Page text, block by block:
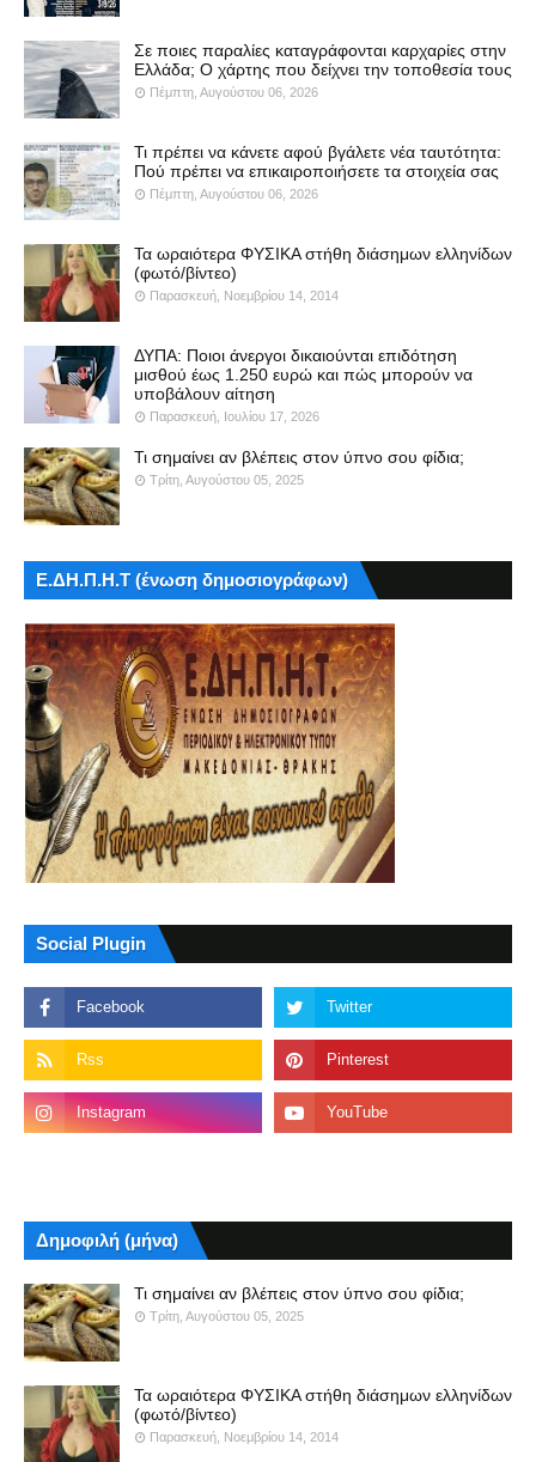
Σε ποιες παραλίες καταγράφονται καρχαρίες στην
Ελλάδα; Ο χάρτης που δείχνει την τοποθεσία τους
Πέμπτη, Αυγούστου 06, 2026
Τι πρέπει να κάνετε αφού βγάλετε νέα ταυτότητα:
Πού πρέπει να επικαιροποιήσετε τα στοιχεία σας
Πέμπτη, Αυγούστου 06, 2026
Τα ωραιότερα ΦΥΣΙΚΑ στήθη διάσημων ελληνίδων
(φωτό/βίντεο)
Παρασκευή, Νοεμβρίου 14, 2014
ΔΥΠΑ: Ποιοι άνεργοι δικαιούνται επιδότηση
μισθού έως 1.250 ευρώ και πώς μπορούν να
υποβάλουν αίτηση
Παρασκευή, Ιουλίου 17, 2026
Τι σημαίνει αν βλέπεις στον ύπνο σου φίδια;
Τρίτη, Αυγούστου 05, 2025
Ε.ΔΗ.Π.Η.Τ (ένωση δημοσιογράφων)
Social Plugin
Δημοφιλή (μήνα)
Τι σημαίνει αν βλέπεις στον ύπνο σου φίδια;
Τρίτη, Αυγούστου 05, 2025
Τα ωραιότερα ΦΥΣΙΚΑ στήθη διάσημων ελληνίδων
(φωτό/βίντεο)
Παρασκευή, Νοεμβρίου 14, 2014